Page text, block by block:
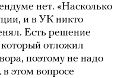
нет. «Насколько
и в УК никто
Есть решение
который отложил
поэтому не надо
этом вопросе